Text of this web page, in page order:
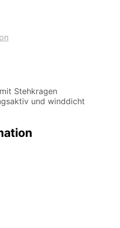
Stehkragen
und winddicht